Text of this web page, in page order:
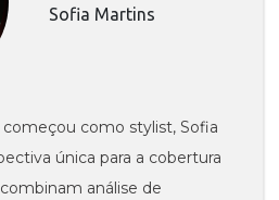
Sofia Martins
como stylist, Sofia
única para a cobertura
análise de